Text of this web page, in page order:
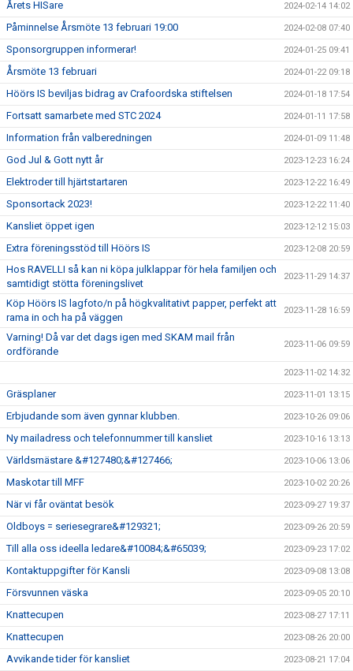
Årets HISare 2024-02-14 14:02
Påminnelse Årsmöte 13 februari 19:00 2024-02-08 07:40
Sponsorgruppen informerar! 2024-01-25 09:41
Årsmöte 13 februari 2024-01-22 09:18
Höörs IS beviljas bidrag av Crafoordska stiftelsen 2024-01-18 17:54
Fortsatt samarbete med STC 2024 2024-01-11 17:58
Information från valberedningen 2024-01-09 11:48
God Jul & Gott nytt år 2023-12-23 16:24
Elektroder till hjärtstartaren 2023-12-22 16:49
Sponsortack 2023! 2023-12-22 11:40
Kansliet öppet igen 2023-12-12 15:03
Extra föreningsstöd till Höörs IS 2023-12-08 20:59
Hos RAVELLI så kan ni köpa julklappar för hela familjen och
samtidigt stötta föreningslivet
2023-11-29 14:37
Köp Höörs IS lagfoto/n på högkvalitativt papper, perfekt att
rama in och ha på väggen
2023-11-28 16:59
Varning! Då var det dags igen med SKAM mail från
ordförande
2023-11-06 09:59
2023-11-02 14:32
Gräsplaner 2023-11-01 13:15
Erbjudande som även gynnar klubben. 2023-10-26 09:06
Ny mailadress och telefonnummer till kansliet 2023-10-16 13:13
Världsmästare &#127480;&#127466; 2023-10-06 13:06
Maskotar till MFF 2023-10-02 20:26
När vi får oväntat besök 2023-09-27 19:37
Oldboys = seriesegrare&#129321; 2023-09-26 20:59
Till alla oss ideella ledare&#10084;&#65039; 2023-09-23 17:02
Kontaktuppgifter för Kansli 2023-09-08 13:08
Försvunnen väska 2023-09-05 20:10
Knattecupen 2023-08-27 17:11
Knattecupen 2023-08-26 20:00
Avvikande tider för kansliet 2023-08-21 17:04